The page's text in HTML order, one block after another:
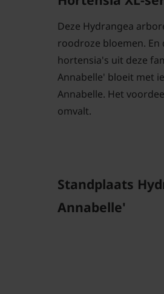
Deze Hydrangea
roodroze bloemen.
hortensia's uit deze
Annabelle' bloeit met
Annabelle. Het
omvalt.
Standplaats
Annabelle'